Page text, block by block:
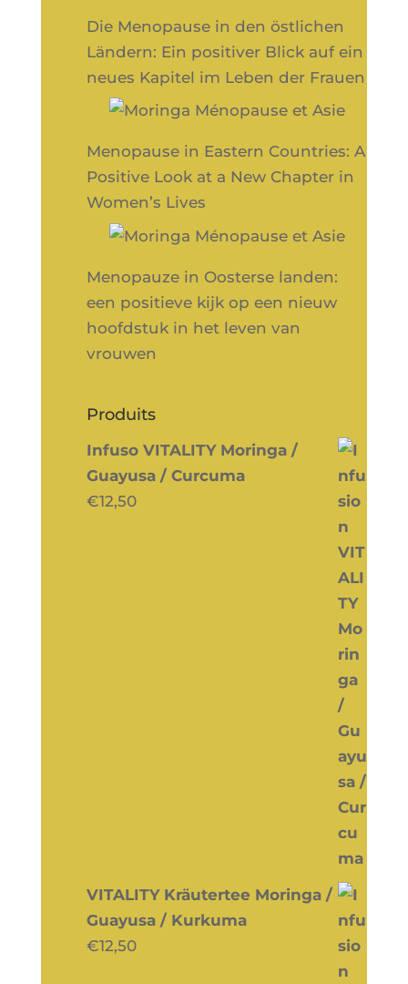
Die Menopause in den östlichen
Ländern: Ein positiver Blick auf ein
neues Kapitel im Leben der Frauen
Menopause in Eastern Countries: A
Positive Look at a New Chapter in
Women’s Lives
Menopauze in Oosterse landen:
een positieve kijk op een nieuw
hoofdstuk in het leven van
vrouwen
Produits
Infuso VITALITY Moringa /
Guayusa / Curcuma
€12,50
VITALITY Kräutertee Moringa /
Guayusa / Kurkuma
€12,50